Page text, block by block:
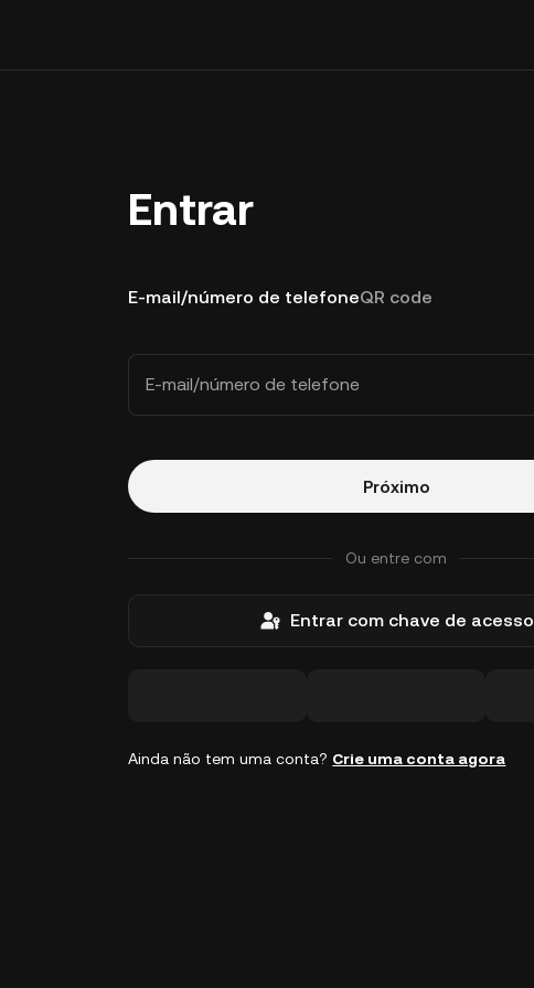
Entrar
E-mail/número de telefoneQR code
E-mail/número de telefone
Próximo
Ou entre com
Entrar com chave de acesso
Ainda não tem uma conta? Crie uma conta agora